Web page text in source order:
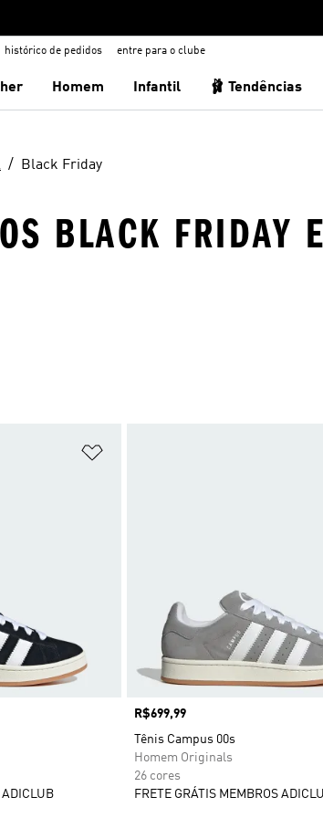
histórico de pedidos entre para o clube
Homem Infantil 🩰 Tendências
Black Friday
BLACK FRIDAY
ADICLUB
Preço
R$699,99
Tênis Campus 00s
Homem Originals
26 cores
FRETE GRÁTIS MEMBROS